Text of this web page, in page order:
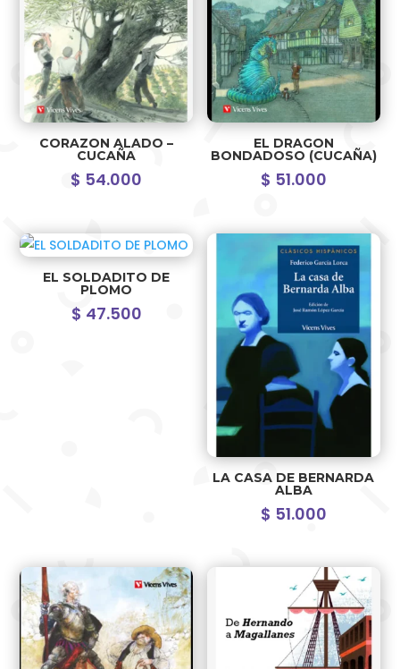
CORAZON ALADO –
CUCAÑA
$ 54.000
EL DRAGON
BONDADOSO (CUCAÑA)
$ 51.000
EL SOLDADITO DE
PLOMO
$ 47.500
LA CASA DE BERNARDA
ALBA
$ 51.000